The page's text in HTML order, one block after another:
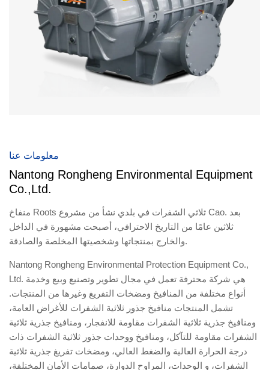
معلومات عنا
Nantong Rongheng Environmental Equipment
Co.,Ltd.
منفاخ Roots ثلاثي الشفرات في بلدي نشأ من مشروع Cao. بعد
ثلاثين عامًا من التاريخ الاحترافي، أصبحت مشهورة في الداخل
والخارج بمنتجاتها وشخصيتها المخلصة والصادقة.
Nantong Rongheng Environmental Protection Equipment Co.,
Ltd. هي شركة محترفة تعمل في مجال تطوير وتصنيع وبيع وخدمة
أنواع مختلفة من المنافيخ ومضخات التفريغ وغيرها من المنتجات.
تشمل المنتجات منافيخ جذور ثلاثية الشفرات للأغراض العامة،
ومنافيخ جذرية ثلاثية الشفرات مقاومة للانفجار، ومنافيخ جذرية ثلاثية
الشفرات مقاومة للتآكل، ومنافيخ ووحدات جذور ثلاثية الشفرات ذات
درجة الحرارة العالية والضغط العالي، ومضخات تفريغ جذرية ثلاثية
الشفرات، و الوحدات، المراوح الدوارة، صمامات الأمان المختلفة،